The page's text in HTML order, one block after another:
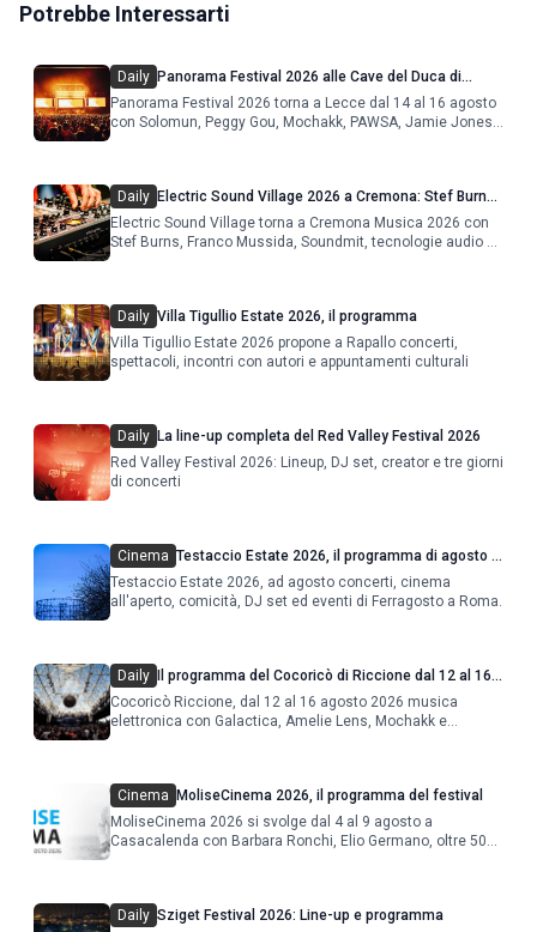
Potrebbe Interessarti
Daily Panorama Festival 2026 alle Cave del Duca di
Lecce: lineup e programma
Panorama Festival 2026 torna a Lecce dal 14 al 16 agosto
con Solomun, Peggy Gou, Mochakk, PAWSA, Jamie Jones
Daily Electric Sound Village 2026 a Cremona: Stef Burns,
Soundmit e Young Band Contest, il programma
Electric Sound Village torna a Cremona Musica 2026 con
Stef Burns, Franco Mussida, Soundmit, tecnologie audio e
Daily Villa Tigullio Estate 2026, il programma
Villa Tigullio Estate 2026 propone a Rapallo concerti,
spettacoli, incontri con autori e appuntamenti culturali
Daily La line-up completa del Red Valley Festival 2026
Red Valley Festival 2026: Lineup, DJ set, creator e tre giorni
di concerti
Cinema Testaccio Estate 2026, il programma di agosto e
Ferragosto
Testaccio Estate 2026, ad agosto concerti, cinema
all'aperto, comicità, DJ set ed eventi di Ferragosto a Roma.
Daily
Il programma del Cocoricò di Riccione dal 12 al 16
agosto 2026
Cocoricò Riccione, dal 12 al 16 agosto 2026 musica
elettronica con Galactica, Amelie Lens, Mochakk e
Cinema
MoliseCinema 2026, il programma del festival
MoliseCinema 2026 si svolge dal 4 al 9 agosto a
Casacalenda con Barbara Ronchi, Elio Germano, oltre 50
Daily Sziget Festival 2026: Line-up e programma